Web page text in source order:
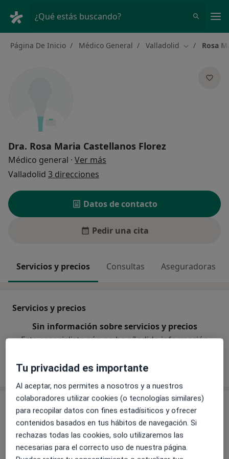
¿Qué estás buscando?
Página De Inicio Médico General Valladolid Cambiar de
Rosa
Dra. Rosa Maria Castellanos Florez
Médico general · Ver más
Valladolid 3 direcciones
Datos de contacto
Pedir una cita
Servicios y precios Consultas Aseguradoras
Servicios y precios
Sin información sobre servicios y precios
Este especialista aún no ha añadido información
Consultas (3)
Dirección 1 Dirección 2 Dirección 3
Tu privacidad es importante
Al aceptar, nos permites a nosotros y a nuestros
colaboradores utilizar cookies (o tecnologías similares)
para recopilar datos con fines estadísiticos y ofrecer
contenidos basados en tus hábitos de navegación. Si
rechazas todas las cookies, solo utilizaremos las
necesarias para el correcto uso de nuestra página.